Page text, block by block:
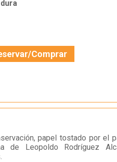
Comprar
papel tostado por el
de Leopoldo Rodríguez